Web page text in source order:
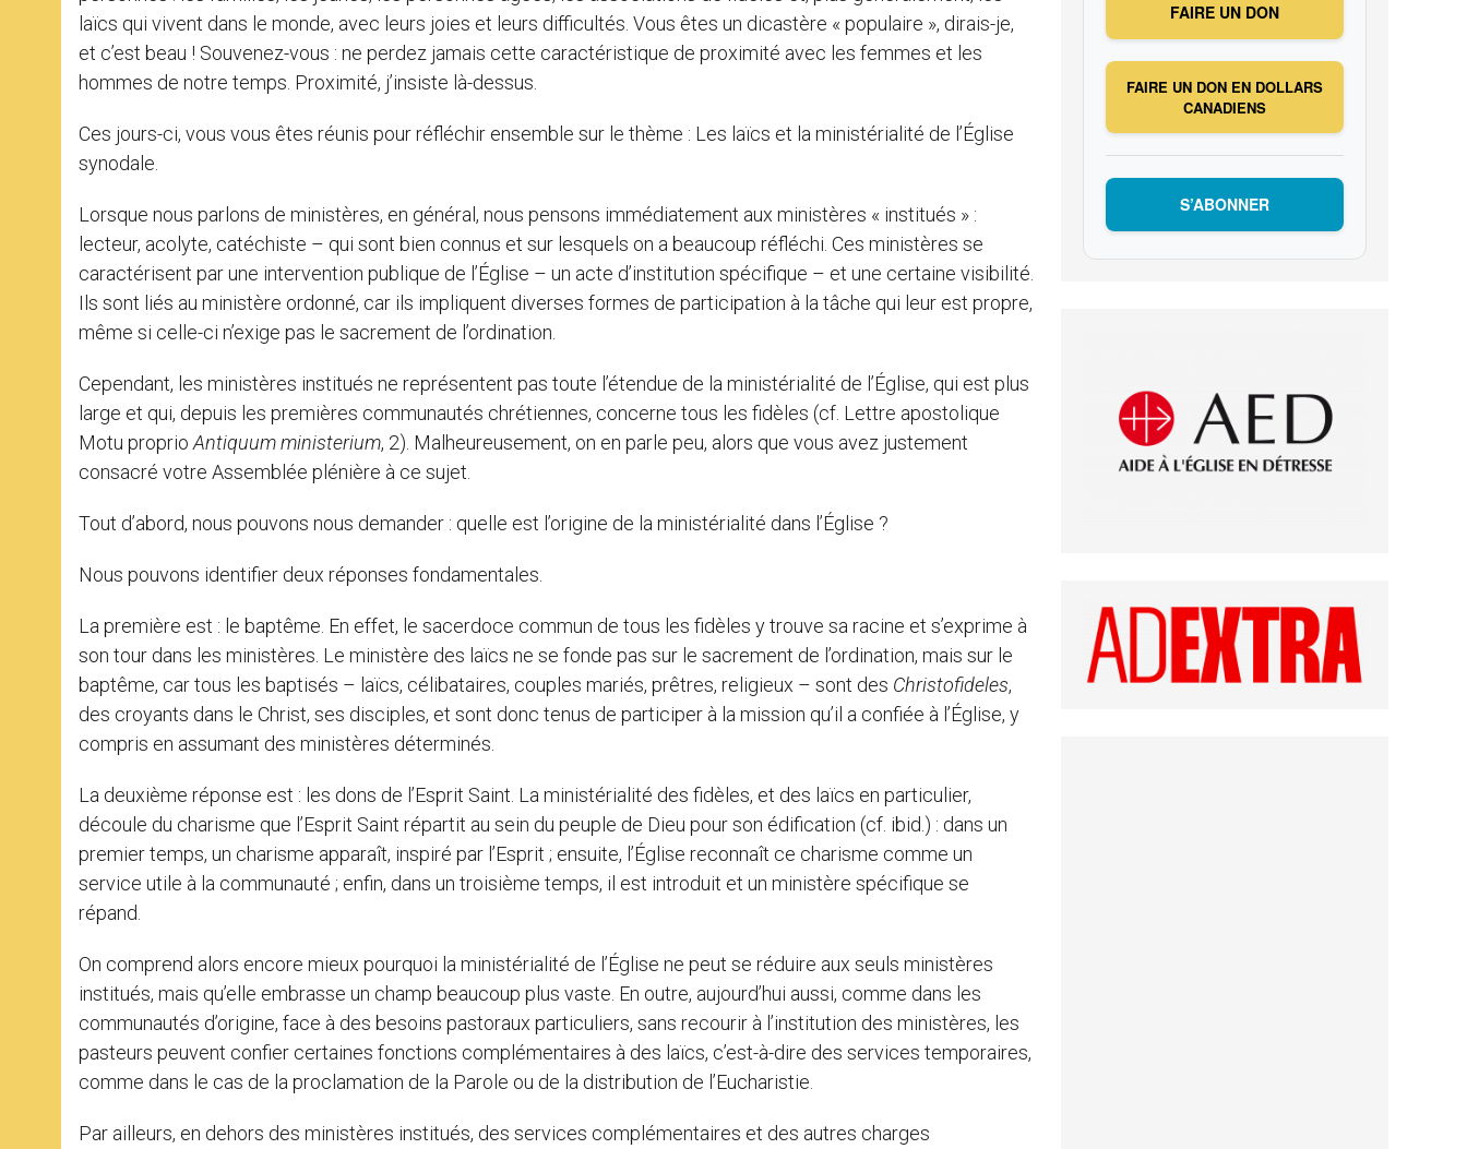
laïcs qui vivent dans le monde, avec leurs joies et leurs difficultés. Vous êtes un dicastère « populaire », dirais-je,
et c’est beau ! Souvenez-vous : ne perdez jamais cette caractéristique de proximité avec les femmes et les
hommes de notre temps. Proximité, j’insiste là-dessus.
Ces jours-ci, vous vous êtes réunis pour réfléchir ensemble sur le thème : Les laïcs et la ministérialité de l’Église
synodale.
Lorsque nous parlons de ministères, en général, nous pensons immédiatement aux ministères « institués » :
lecteur, acolyte, catéchiste – qui sont bien connus et sur lesquels on a beaucoup réfléchi. Ces ministères se
caractérisent par une intervention publique de l’Église – un acte d’institution spécifique – et une certaine visibilité.
Ils sont liés au ministère ordonné, car ils impliquent diverses formes de participation à la tâche qui leur est propre,
même si celle-ci n’exige pas le sacrement de l’ordination.
Cependant, les ministères institués ne représentent pas toute l’étendue de la ministérialité de l’Église, qui est plus
large et qui, depuis les premières communautés chrétiennes, concerne tous les fidèles (cf. Lettre apostolique
Motu proprio Antiquum ministerium, 2). Malheureusement, on en parle peu, alors que vous avez justement
consacré votre Assemblée plénière à ce sujet.
Tout d’abord, nous pouvons nous demander : quelle est l’origine de la ministérialité dans l’Église ?
Nous pouvons identifier deux réponses fondamentales.
La première est : le baptême. En effet, le sacerdoce commun de tous les fidèles y trouve sa racine et s’exprime à
son tour dans les ministères. Le ministère des laïcs ne se fonde pas sur le sacrement de l’ordination, mais sur le
baptême, car tous les baptisés – laïcs, célibataires, couples mariés, prêtres, religieux – sont des Christofideles,
des croyants dans le Christ, ses disciples, et sont donc tenus de participer à la mission qu’il a confiée à l’Église, y
compris en assumant des ministères déterminés.
La deuxième réponse est : les dons de l’Esprit Saint. La ministérialité des fidèles, et des laïcs en particulier,
découle du charisme que l’Esprit Saint répartit au sein du peuple de Dieu pour son édification (cf. ibid.) : dans un
premier temps, un charisme apparaît, inspiré par l’Esprit ; ensuite, l’Église reconnaît ce charisme comme un
service utile à la communauté ; enfin, dans un troisième temps, il est introduit et un ministère spécifique se
répand.
On comprend alors encore mieux pourquoi la ministérialité de l’Église ne peut se réduire aux seuls ministères
institués, mais qu’elle embrasse un champ beaucoup plus vaste. En outre, aujourd’hui aussi, comme dans les
communautés d’origine, face à des besoins pastoraux particuliers, sans recourir à l’institution des ministères, les
pasteurs peuvent confier certaines fonctions complémentaires à des laïcs, c’est-à-dire des services temporaires,
comme dans le cas de la proclamation de la Parole ou de la distribution de l’Eucharistie.
Par ailleurs, en dehors des ministères institués, des services complémentaires et des autres charges
FAIRE UN DON
FAIRE UN DON EN DOLLARS
CANADIENS
S’ABONNER